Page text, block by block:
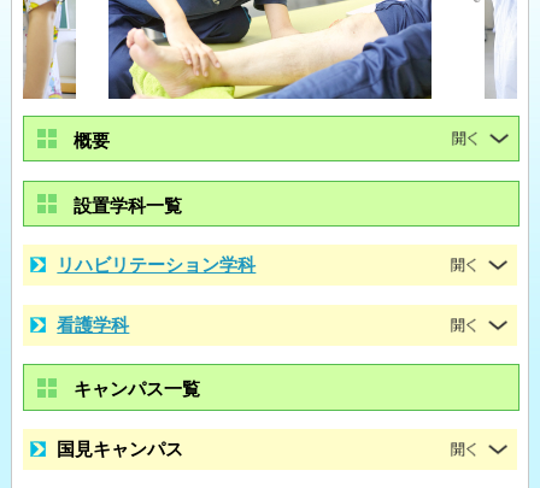
概要
設置学科一覧
リハビリテーション学科
看護学科
キャンパス一覧
国見キャンパス